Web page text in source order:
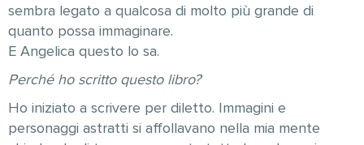
sembra legato a qualcosa di molto più grande di
quanto possa immaginare.
E Angelica questo lo sa.
Perché ho scritto questo libro?
Ho iniziato a scrivere per diletto. Immagini e
personaggi astratti si affollavano nella mia mente